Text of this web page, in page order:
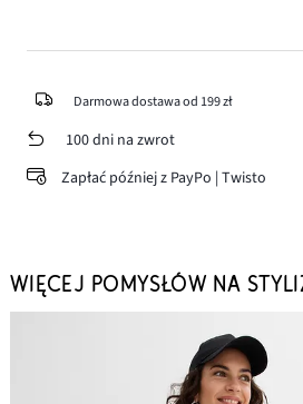
Darmowa dostawa od 199 zł
100 dni na zwrot
Zapłać później z PayPo | Twisto
WIĘCEJ POMYSŁÓW NA